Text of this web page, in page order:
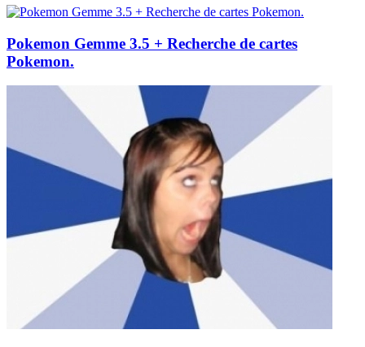
Pokemon Gemme 3.5 + Recherche de cartes
Pokemon.